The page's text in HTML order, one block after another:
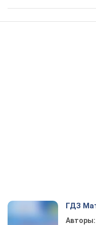
ГДЗ
Авторы: